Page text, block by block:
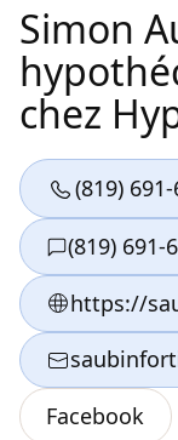
Simon
chez